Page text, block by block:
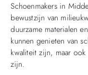
Schoenmakers in
bewustzijn van
duurzame materialen
kunnen genieten van
kwaliteit zijn, maar
zijn.